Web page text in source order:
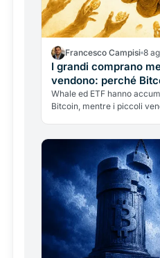
Francesco Campisi 8
I grandi comprano
vendono: perché
reagendo
Whale ed ETF hanno
Bitcoin, mentre i piccoli
rigore, senza gridare al rally.